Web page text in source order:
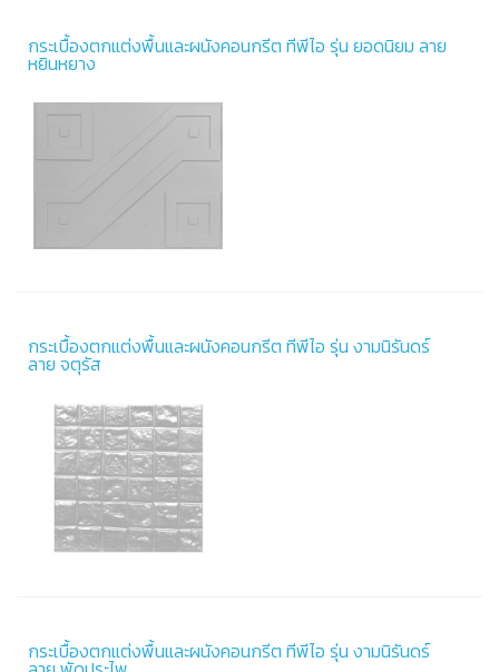
กระเบื้องตกแต่งพื้นและผนังคอนกรีต ทีพีไอ รุ่น ยอดนิยม ลาย
หยินหยาง
กระเบื้องตกแต่งพื้นและผนังคอนกรีต ทีพีไอ รุ่น งามนิรันดร์
ลาย จตุรัส
กระเบื้องตกแต่งพื้นและผนังคอนกรีต ทีพีไอ รุ่น งามนิรันดร์